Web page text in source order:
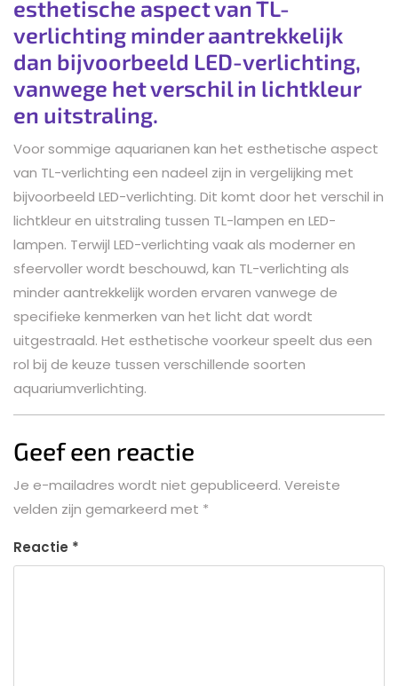
esthetische aspect van TL-
verlichting minder aantrekkelijk
dan bijvoorbeeld LED-verlichting,
vanwege het verschil in lichtkleur
en uitstraling.
Voor sommige aquarianen kan het esthetische aspect
van TL-verlichting een nadeel zijn in vergelijking met
bijvoorbeeld LED-verlichting. Dit komt door het verschil in
lichtkleur en uitstraling tussen TL-lampen en LED-
lampen. Terwijl LED-verlichting vaak als moderner en
sfeervoller wordt beschouwd, kan TL-verlichting als
minder aantrekkelijk worden ervaren vanwege de
specifieke kenmerken van het licht dat wordt
uitgestraald. Het esthetische voorkeur speelt dus een
rol bij de keuze tussen verschillende soorten
aquariumverlichting.
Geef een reactie
Je e-mailadres wordt niet gepubliceerd. Vereiste
velden zijn gemarkeerd met *
Reactie *